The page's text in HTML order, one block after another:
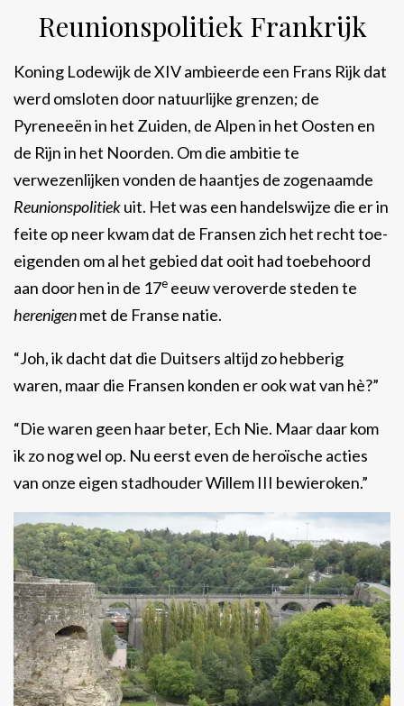
Reunionspolitiek Frankrijk
Koning Lodewijk de XIV ambieerde een Frans Rijk dat
werd omsloten door natuurlijke grenzen; de
Pyreneeën in het Zuiden, de Alpen in het Oosten en
de Rijn in het Noorden. Om die ambitie te
verwezenlijken vonden de haantjes de zogenaamde
Reunionspolitiekuit. Het was een handelswijze die er in
feite op neer kwam dat de Fransen zich het recht toe-
eigenden om al het gebied dat ooit had toebehoord
aan door hen in de 17e eeuw veroverde steden te
herenigenmet de Franse natie.
“Joh, ik dacht dat die Duitsers altijd zo hebberig
waren, maar die Fransen konden er ook wat van hè?”
“Die waren geen haar beter, Ech Nie. Maar daar kom
ik zo nog wel op. Nu eerst even de heroïsche acties
van onze eigen stadhouder Willem III bewieroken.”